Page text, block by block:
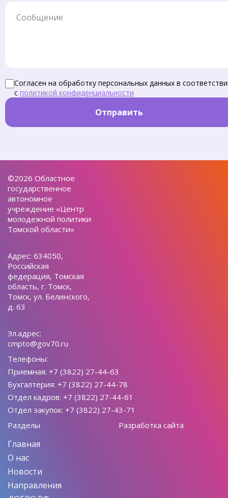
Согласен на обработку персональных данных в
с политикой конфиденциальности
Отправить
©2026 Областное
государственное
автономное
учреждение «Центр
молодежной политики
Томской области»
Адрес: 634050,
Российская
федерация, Томская
область, г. Томск,
Томск, ул. Белинского,
д. 63
Эл.адрес:
cmpto@gov70.ru
Телефоны:
Приемная: +7 (3822) 27-44-63
Бухгалтерия: +7 (3822) 27-44-78
Отдел кадров: +7 (3822) 27-44-61
Отдел закупок: +7 (3822) 27-43-71
Разделы
Главная
О нас
Новости
Направления
Разработка сайта